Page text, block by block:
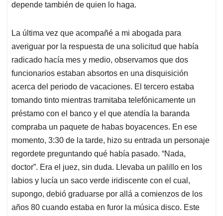
depende también de quien lo haga.
La última vez que acompañé a mi abogada para
averiguar por la respuesta de una solicitud que había
radicado hacía mes y medio, observamos que dos
funcionarios estaban absortos en una disquisición
acerca del periodo de vacaciones. El tercero estaba
tomando tinto mientras tramitaba telefónicamente un
préstamo con el banco y el que atendía la baranda
compraba un paquete de habas boyacences. En ese
momento, 3:30 de la tarde, hizo su entrada un personaje
regordete preguntando qué había pasado. “Nada,
doctor”. Era el juez, sin duda. Llevaba un palillo en los
labios y lucía un saco verde iridiscente con el cual,
supongo, debió graduarse por allá a comienzos de los
años 80 cuando estaba en furor la música disco. Este